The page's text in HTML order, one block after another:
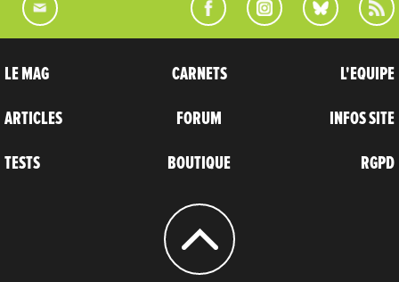
LE MAG
ARTICLES
TESTS
CARNETS
FORUM
BOUTIQUE
L'EQUIPE
INFOS SITE
RGPD